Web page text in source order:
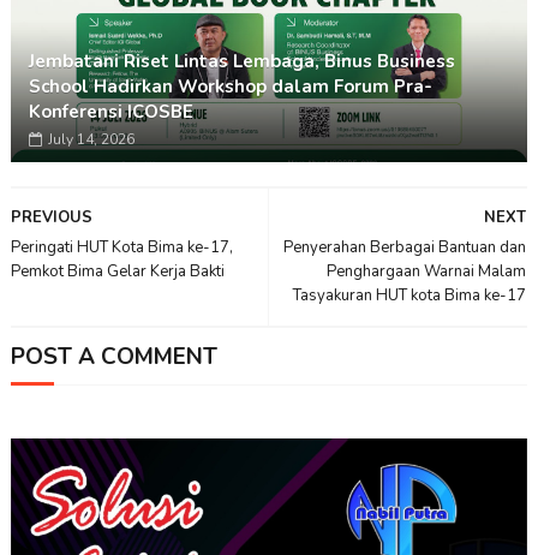
Jembatani Riset Lintas Lembaga, Binus Business
School Hadirkan Workshop dalam Forum Pra-
Konferensi ICOSBE
July 14, 2026
NEXT
Penyerahan Berbagai Bantuan dan
Penghargaan Warnai Malam
Tasyakuran HUT kota Bima ke-17
PREVIOUS
Peringati HUT Kota Bima ke-17,
Pemkot Bima Gelar Kerja Bakti
POST A COMMENT